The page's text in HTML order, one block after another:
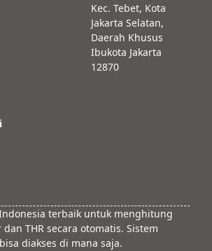
Kec. Tebet, Kota
Jakarta Selatan,
Daerah Khusus
Ibukota Jakarta
12870
terbaik untuk menghitung
THR secara otomatis. Sistem
diakses di mana saja.